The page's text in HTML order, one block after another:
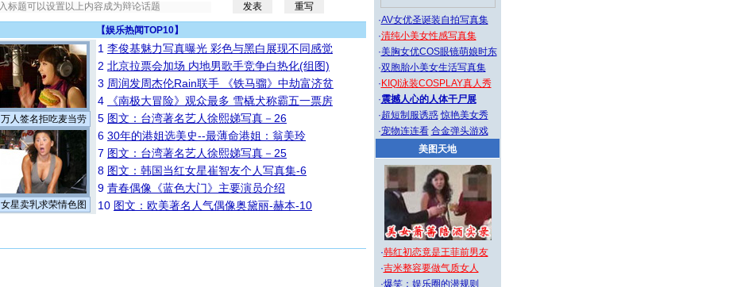
【娱乐热闻TOP10】
万人签名拒吃麦当劳
女星卖乳求荣情色图
1 李俊基魅力写真曝光 彩色与黑白展现不同感觉
2 北京拉票会加场 内地男歌手竞争白热化(组图)
3 周润发周杰伦Rain联手 《铁马骝》中劫富济贫
4
《南极大冒险》观众最多 雪橇犬称霸五一票房
5 图文：台湾著名艺人徐熙娣写真－26
6 30年的港姐选美史--最薄命港姐：翁美玲
7 图文：台湾著名艺人徐熙娣写真－25
8 图文：韩国当红女星崔智友个人写真集-6
9 青春偶像《蓝色大门》主要演员介绍
10 图文：欧美著名人气偶像奥黛丽-赫本-10
·AV女优圣诞装自拍写真集
·清纯小美女性感写真集
·美胸女优COS眼镜萌娘时东
·双胞胎小美女生活写真集
· KIQI泳装COSPLAY真人秀
·震撼人心的人体干尸展
·超短制服诱惑 惊艳美女秀
·宠物连连看 合金弹头游戏
美图天地
·韩红初恋竟是王菲前男友
·吉米整容要做气质女人
·爆笑：娱乐圈的潜规则